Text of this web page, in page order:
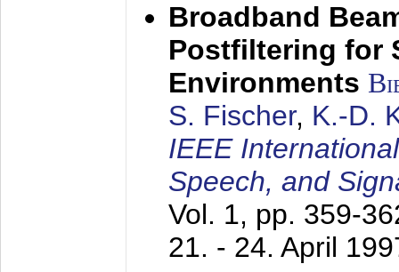
Broadband
Postfiltering for
Environments
S. Fischer, K.-D.
IEEE
Speech, and
Vol. 1, pp. 359-
21. - 24. April